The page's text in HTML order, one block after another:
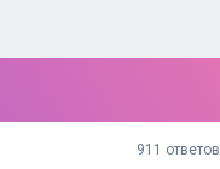
911 ответов